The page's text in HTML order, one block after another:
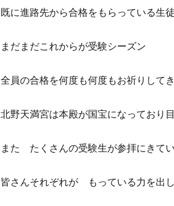
既に進路先から合格をもらっている生
まだまだこれからが受験シーズン
全員の合格を何度も何度もお祈りして
北野天満宮は本殿が国宝になっており
また たくさんの受験生が参拝にきて
皆さんそれぞれが もっている力を出